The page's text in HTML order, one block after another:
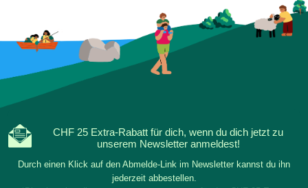
CHF 25 Extra-Rabatt für dich, wenn du dich jetzt zu
unserem Newsletter anmeldest!
Durch einen Klick auf den Abmelde-Link im Newsletter kannst du ihn
jederzeit abbestellen.